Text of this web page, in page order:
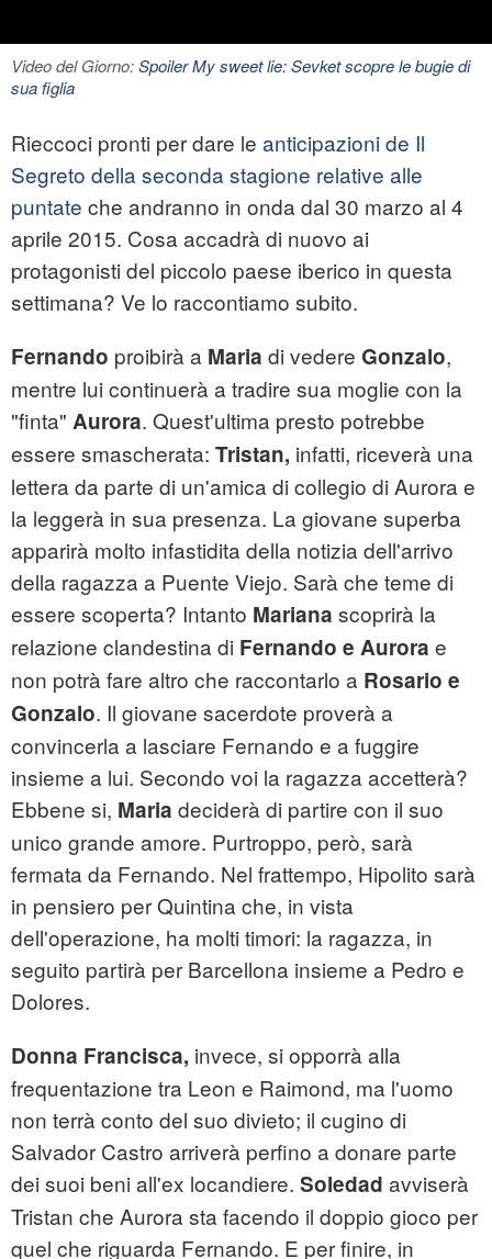
Video del Giorno:Spoiler My sweet lie: Sevket scopre le bugie di
sua figlia
Rieccoci pronti per dare le anticipazioni de Il
Segreto della seconda stagione relative alle
puntate che andranno in onda dal 30 marzo al 4
aprile 2015. Cosa accadrà di nuovo ai
protagonisti del piccolo paese iberico in questa
settimana? Ve lo raccontiamo subito.
Fernando proibirà a Maria di vedere Gonzalo,
mentre lui continuerà a tradire sua moglie con la
"finta" Aurora. Quest'ultima presto potrebbe
essere smascherata: Tristan, infatti, riceverà una
lettera da parte di un'amica di collegio di Aurora e
la leggerà in sua presenza. La giovane superba
apparirà molto infastidita della notizia dell'arrivo
della ragazza a Puente Viejo. Sarà che teme di
essere scoperta? Intanto Mariana scoprirà la
relazione clandestina di Fernando e Aurora e
non potrà fare altro che raccontarlo a Rosario e
Gonzalo. Il giovane sacerdote proverà a
convincerla a lasciare Fernando e a fuggire
insieme a lui. Secondo voi la ragazza accetterà?
Ebbene si, Maria deciderà di partire con il suo
unico grande amore. Purtroppo, però, sarà
fermata da Fernando. Nel frattempo, Hipolito sarà
in pensiero per Quintina che, in vista
dell'operazione, ha molti timori: la ragazza, in
seguito partirà per Barcellona insieme a Pedro e
Dolores.
Donna Francisca, invece, si opporrà alla
frequentazione tra Leon e Raimond, ma l'uomo
non terrà conto del suo divieto; il cugino di
Salvador Castro arriverà perfino a donare parte
dei suoi beni all'ex locandiere. Soledad avviserà
Tristan che Aurora sta facendo il doppio gioco per
quel che riguarda Fernando. E per finire, in